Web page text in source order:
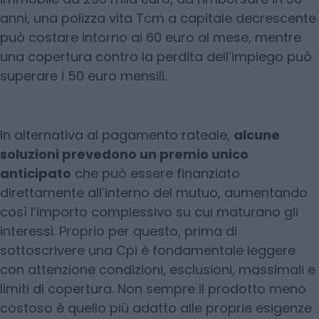
anni, una polizza vita Tcm a capitale decrescente
può costare intorno ai 60 euro al mese, mentre
una copertura contro la perdita dell’impiego può
superare i 50 euro mensili.
In alternativa al pagamento rateale, alcune
soluzioni prevedono un premio unico
anticipato che può essere finanziato
direttamente all’interno del mutuo, aumentando
così l’importo complessivo su cui maturano gli
interessi. Proprio per questo, prima di
sottoscrivere una Cpi è fondamentale leggere
con attenzione condizioni, esclusioni, massimali e
limiti di copertura. Non sempre il prodotto meno
costoso è quello più adatto alle proprie esigenze